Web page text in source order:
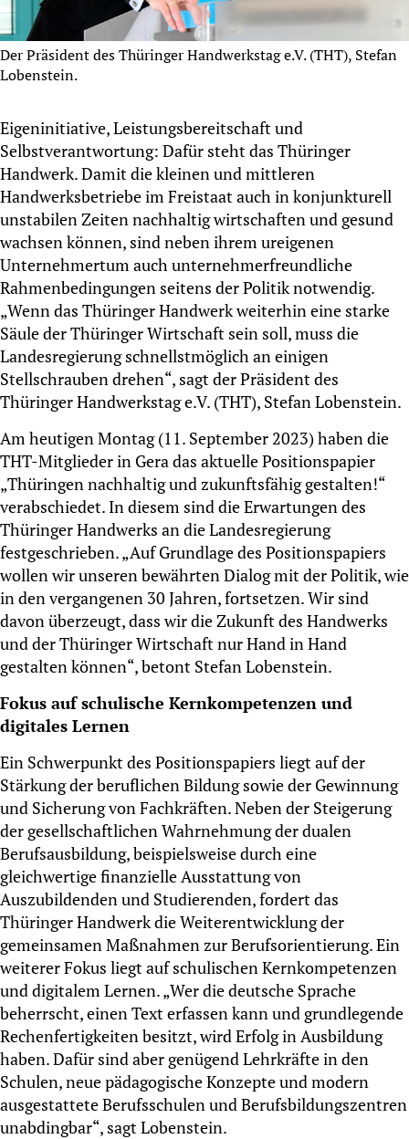
Der Präsident des Thüringer Handwerkstag e.V. (THT), Stefan
Lobenstein.
Eigeninitiative, Leistungsbereitschaft und
Selbstverantwortung: Dafür steht das Thüringer
Handwerk. Damit die kleinen und mittleren
Handwerksbetriebe im Freistaat auch in konjunkturell
unstabilen Zeiten nachhaltig wirtschaften und gesund
wachsen können, sind neben ihrem ureigenen
Unternehmertum auch unternehmerfreundliche
Rahmenbedingungen seitens der Politik notwendig.
„Wenn das Thüringer Handwerk weiterhin eine starke
Säule der Thüringer Wirtschaft sein soll, muss die
Landesregierung schnellstmöglich an einigen
Stellschrauben drehen“, sagt der Präsident des
Thüringer Handwerkstag e.V. (THT), Stefan Lobenstein.
Am heutigen Montag (11. September 2023) haben die
THT-Mitglieder in Gera das aktuelle Positionspapier
„Thüringen nachhaltig und zukunftsfähig gestalten!“
verabschiedet. In diesem sind die Erwartungen des
Thüringer Handwerks an die Landesregierung
festgeschrieben. „Auf Grundlage des Positionspapiers
wollen wir unseren bewährten Dialog mit der Politik, wie
in den vergangenen 30 Jahren, fortsetzen. Wir sind
davon überzeugt, dass wir die Zukunft des Handwerks
und der Thüringer Wirtschaft nur Hand in Hand
gestalten können“, betont Stefan Lobenstein.
Fokus auf schulische Kernkompetenzen und
digitales Lernen
Ein Schwerpunkt des Positionspapiers liegt auf der
Stärkung der beruflichen Bildung sowie der Gewinnung
und Sicherung von Fachkräften. Neben der Steigerung
der gesellschaftlichen Wahrnehmung der dualen
Berufsausbildung, beispielsweise durch eine
gleichwertige finanzielle Ausstattung von
Auszubildenden und Studierenden, fordert das
Thüringer Handwerk die Weiterentwicklung der
gemeinsamen Maßnahmen zur Berufsorientierung. Ein
weiterer Fokus liegt auf schulischen Kernkompetenzen
und digitalem Lernen. „Wer die deutsche Sprache
beherrscht, einen Text erfassen kann und grundlegende
Rechenfertigkeiten besitzt, wird Erfolg in Ausbildung
haben. Dafür sind aber genügend Lehrkräfte in den
Schulen, neue pädagogische Konzepte und modern
ausgestattete Berufsschulen und Berufsbildungszentren
unabdingbar“, sagt Lobenstein.